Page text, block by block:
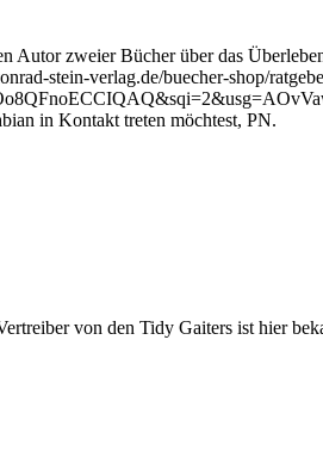
Autor zweier Bücher über das
stein-verlag.de/buecher-shop/
in Kontakt treten möchtest, PN.
von den Tidy Gaiters ist hier